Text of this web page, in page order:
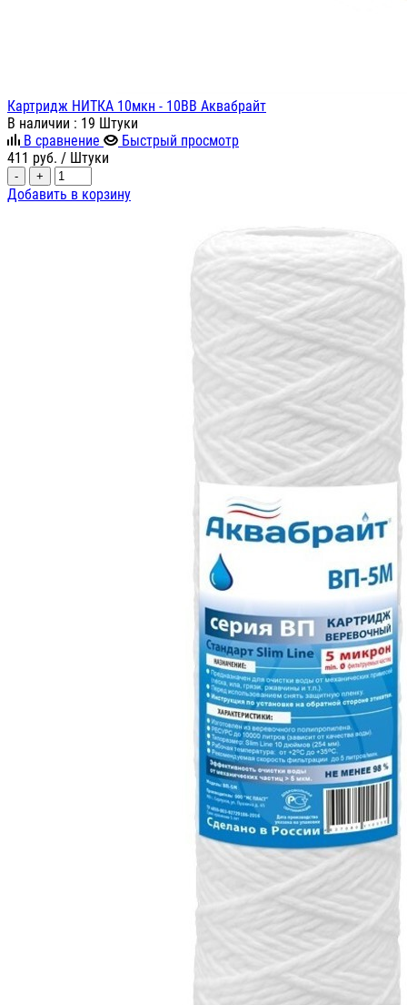
Картридж НИТКА 10мкн - 10ВВ Аквабрайт
В наличии : 19 Штуки
В сравнение
Быстрый просмотр
411 руб. / Штуки
- +
Добавить в корзину